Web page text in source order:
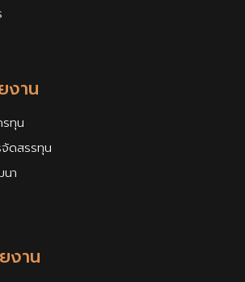
งาน
งาน
รทุน
จัดสรรทุน
า